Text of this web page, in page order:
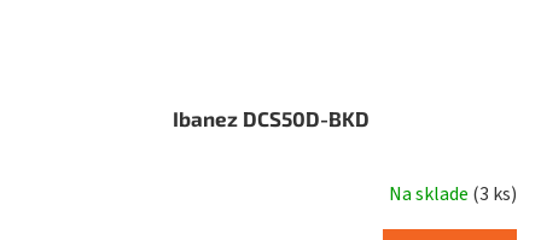
Ibanez DCS50D-BKD
Na sklade (3 ks)